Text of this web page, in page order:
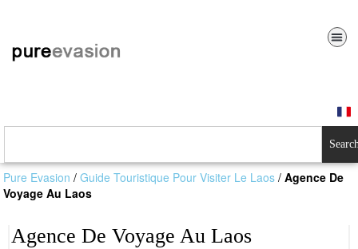
Pure Evasion /Guide Touristique Pour Visiter Le Laos /Agence De
Voyage Au Laos
Agence De Voyage Au Laos